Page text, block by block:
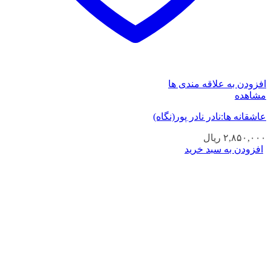
افزودن به علاقه مندی ها
مشاهده
عاشقانه ها:نادر نادر پور(نگاه)
۲,۸۵۰,۰۰۰ ریال
افزودن به سبد خرید